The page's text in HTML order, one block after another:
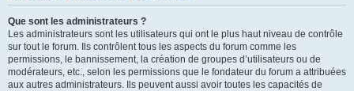
Que sont les administrateurs ?
Les administrateurs sont les utilisateurs qui ont le plus haut niveau de contrôle
sur tout le forum. Ils contrôlent tous les aspects du forum comme les
permissions, le bannissement, la création de groupes d’utilisateurs ou de
modérateurs, etc., selon les permissions que le fondateur du forum a attribuées
aux autres administrateurs. Ils peuvent aussi avoir toutes les capacités de